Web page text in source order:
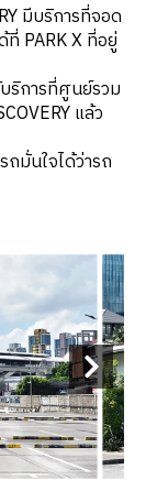
มีบริการที่จอด
PARK X ที่อยู่
ริการที่ศูนย์รวม
แล้ว
ถมั่นใจได้ว่ารถ